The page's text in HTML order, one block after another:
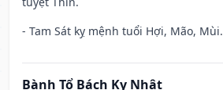
- Tam Sát kỵ mệnh tuổi Hợi, Mão, Mùi.
Bành Tổ Bách Kỵ Nhật